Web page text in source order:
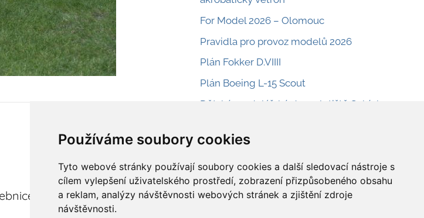
Používáme soubory cookies
Tyto webové stránky používají soubory cookies a další sledovací nástroje s
cílem vylepšení uživatelského prostředí, zobrazení přizpůsobeného obsahu
a reklam, analýzy návštěvnosti webových stránek a zjištění zdroje
návštěvnosti.
Další příspěvek
cvičného modelu Alien
For Model 2026 – Olomouc
Pravidla pro provoz modelů 2026
Plán Fokker D.VIIII
Plán Boeing L-15 Scout
Dětský modelářský den – letiště Sobínka
Plán na malý RC model ABC Robin